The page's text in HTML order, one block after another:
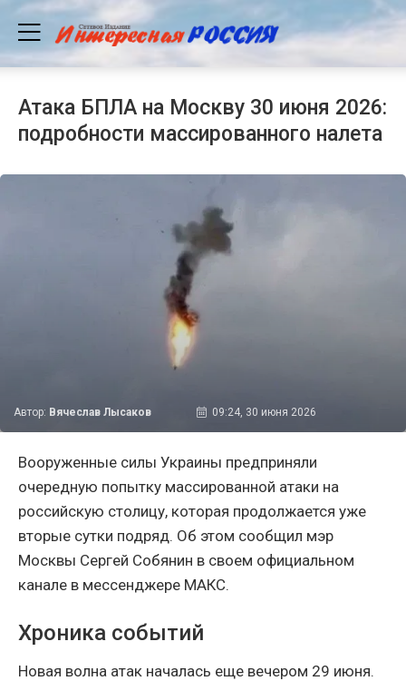
Атака БПЛА на Москву 30 июня 2026:
подробности массированного налета
Автор: Вячеслав Лысаков 09:24, 30 июня 2026
Вооруженные силы Украины предприняли
очередную попытку массированной атаки на
российскую столицу, которая продолжается уже
вторые сутки подряд. Об этом сообщил мэр
Москвы Сергей Собянин в своем официальном
канале в мессенджере МАКС.
Хроника событий
Новая волна атак началась еще вечером 29 июня.